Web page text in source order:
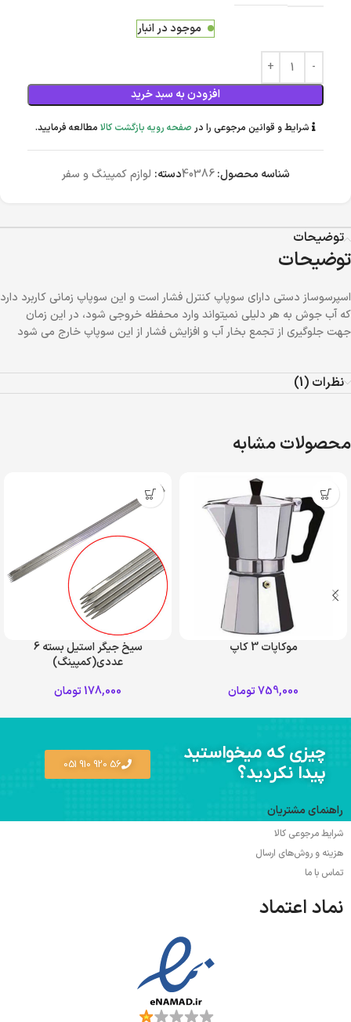
موجود در انبار
افزودن به سبد خرید
شرایط و قوانین مرجوعی را در صفحه رویه بازگشت کالا مطالعه فرمایید.
شناسه محصول:40386دسته: لوازم کمپینگ و سفر
توضیحات
توضیحات
اسپرسوساز دستی دارای سوپاپ کنترل فشار است و این سوپاپ زمانی کاربرد دارد
که آب جوش به هر دلیلی نمیتواند وارد محفظه خروجی شود، در این زمان
جهت جلوگیری از تجمع بخار آب و افزایش فشار از این سوپاپ خارج می شود
نظرات (1)
محصولات مشابه
موکاپات 3 کاپ
759,000تومان
سیخ جیگر استیل بسته 6
عددی(کمپینگ)
178,000تومان
چیزی که میخواستید
پیدا نکردید؟
56 920 910 051
راهنمای مشتریان
شرایط مرجوعی کالا
هزینه و روش‌های ارسال
تماس با ما
نماد اعتماد